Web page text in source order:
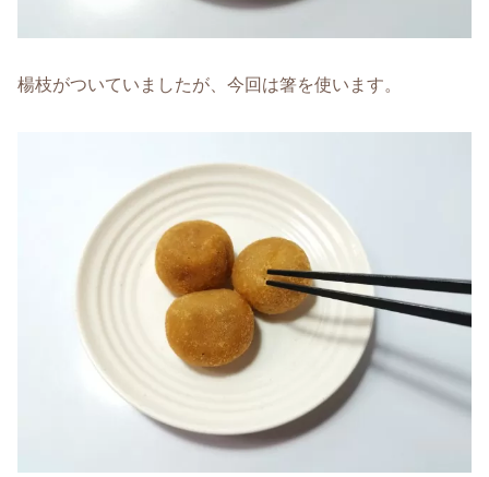
楊枝がついていましたが、今回は箸を使います。